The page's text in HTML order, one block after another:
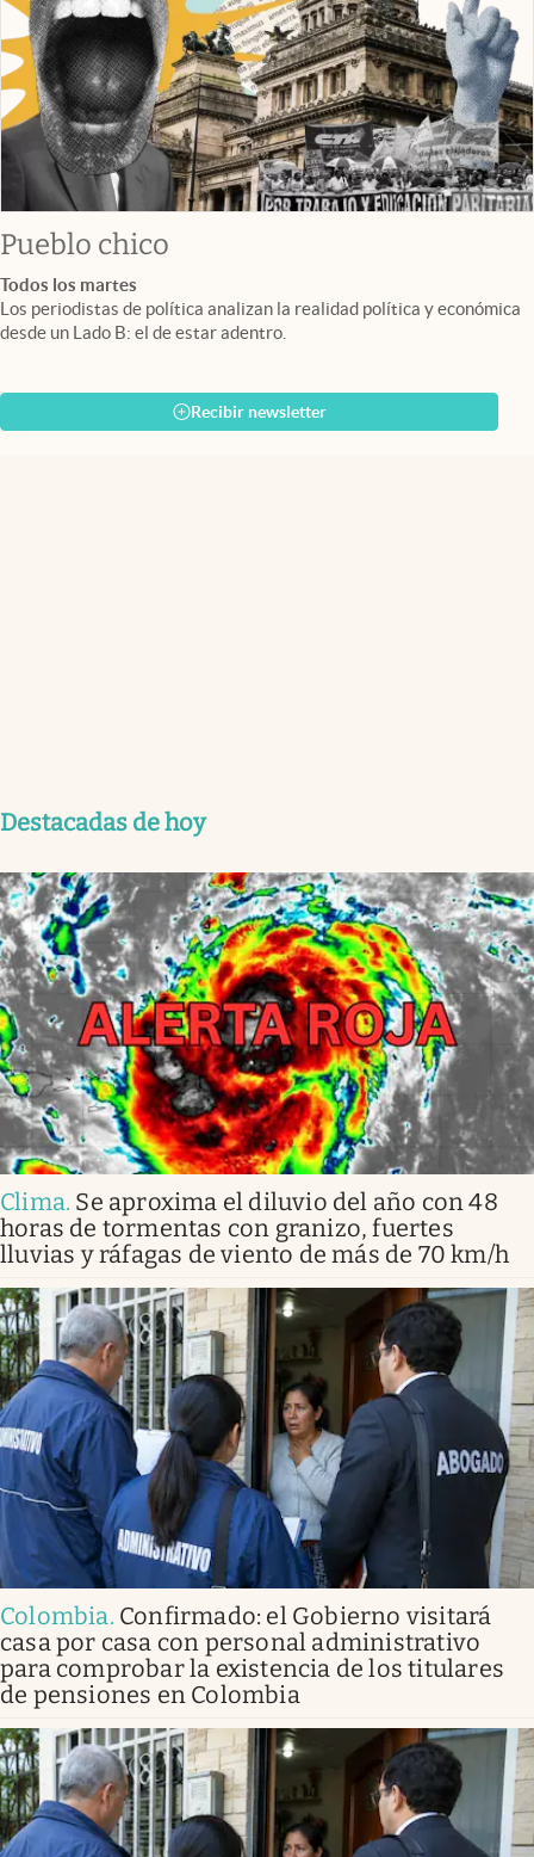
Pueblo chico
Todos los martes
Los periodistas de política analizan la realidad política y económica
desde un Lado B: el de estar adentro.
Recibir newsletter
Destacadas de hoy
Clima. Se aproxima el diluvio del año con 48
horas de tormentas con granizo, fuertes
lluvias y ráfagas de viento de más de 70 km/h
Colombia. Confirmado: el Gobierno visitará
casa por casa con personal administrativo
para comprobar la existencia de los titulares
de pensiones en Colombia